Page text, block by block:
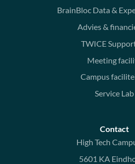
BrainBloc Data &
Advies &
TWICE
Meeting
Campus
Service Lab
Contact
High Tech
5601 KA